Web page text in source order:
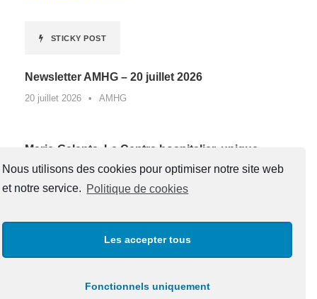
Nous utilisons des cookies pour optimiser notre site web
et notre service. Politique de cookies
Les accepter tous
Fonctionnels uniquement
STICKY POST
Newsletter AMHG – 20 juillet 2026
20 juillet 2026 • AMHG
Marie-Galante. Le Centre hospitalier, unique
lauréat de Guadeloupe d’un appel à projets
national contre la sédentarité au travail*
AMHG
« Un père, une boussole pour la vie »